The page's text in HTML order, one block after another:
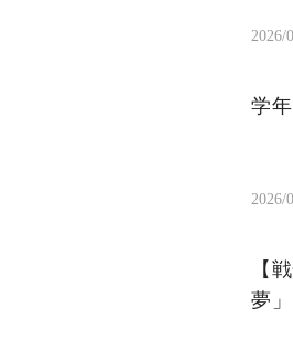
2026/
学
2026/
【
夢